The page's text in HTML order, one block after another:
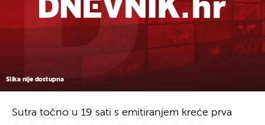
Slika nije dostupna
Sutra točno u 19 sati s emitiranjem kreće prva